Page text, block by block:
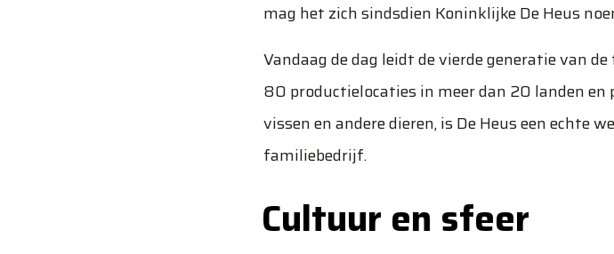
mag het zich sindsdien Koninklijke De Heus
Vandaag de dag leidt de vierde generatie van
80 productielocaties in meer dan 20 landen en
vissen en andere dieren, is De Heus een echte
familiebedrijf.
Cultuur en sfeer